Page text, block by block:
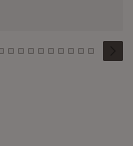
1 2 3
Kachel: 4
Zu Kachel: 5
Zu Kachel: 6
Zu Kachel: 7
Zu Kachel: 8
Zu Kachel: 9
Zu Kachel: 10
Zu Kachel: 11
Zu Kachel: 12
Zu Kachel:
Zu